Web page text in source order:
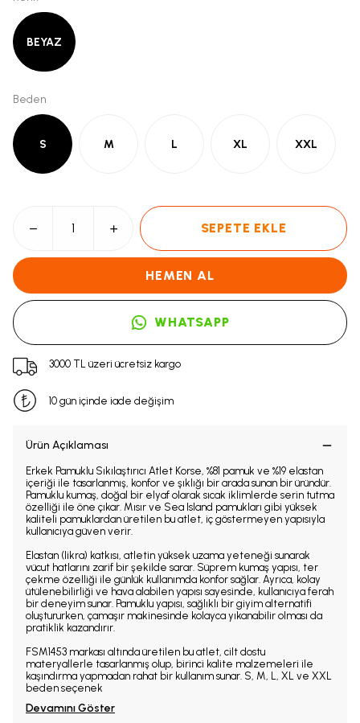
BEYAZ
Beden
S M L XL XXL
SEPETE EKLE
HEMEN AL
WHATSAPP
3000 TL üzeri ücretsiz kargo
10 gün içinde iade değişim
Ürün Açıklaması
Erkek Pamuklu Sıkılaştırıcı Atlet Korse, %81 pamuk ve %19 elastan
içeriği ile tasarlanmış, konfor ve şıklığı bir arada sunan bir üründür.
Pamuklu kumaş, doğal bir elyaf olarak sıcak iklimlerde serin tutma
özelliği ile öne çıkar. Mısır ve Sea Island pamukları gibi yüksek
kaliteli pamuklardan üretilen bu atlet, iç göstermeyen yapısıyla
kullanıcıya güven verir.
Elastan (likra) katkısı, atletin yüksek uzama yeteneği sunarak
vücut hatlarını zarif bir şekilde sarar. Süprem kumaş yapısı, ter
çekme özelliği ile günlük kullanımda konfor sağlar. Ayrıca, kolay
ütülenebilirliği ve hava alabilen yapısı sayesinde, kullanıcıya ferah
bir deneyim sunar. Pamuklu yapısı, sağlıklı bir giyim alternatifi
oluştururken, çamaşır makinesinde kolayca yıkanabilir olması da
pratiklik kazandırır.
FSM1453 markası altında üretilen bu atlet, cilt dostu
materyallerle tasarlanmış olup, birinci kalite malzemeleri ile
kaşındırma yapmadan rahat bir kullanım sunar. S, M, L, XL ve XXL
beden seçenek
Devamını Göster